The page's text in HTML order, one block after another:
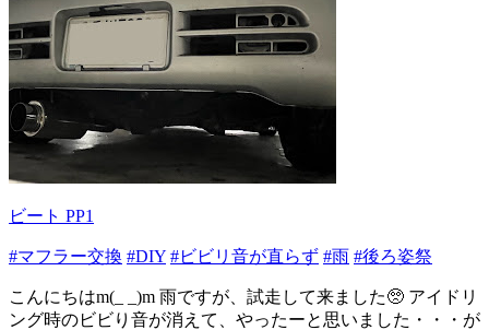
ビート PP1
#マフラー交換 #DIY #ビビリ音が直らず #雨 #後ろ姿祭
こんにちはm(_ _)m 雨ですが、試走して来ました🥺 アイドリ
ング時のビビり音が消えて、やったーと思いました・・・が